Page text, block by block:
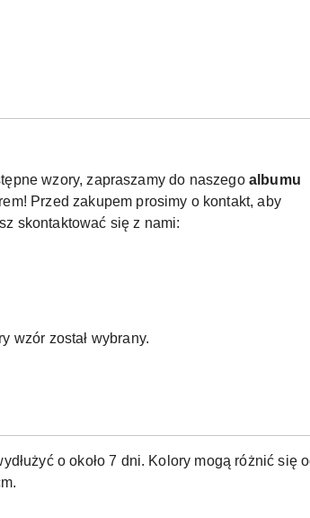
wzory, zapraszamy do naszego albumu
Przed zakupem prosimy o kontakt, aby
skontaktować się z nami:
wzór został wybrany.
o około 7 dni. Kolory mogą różnić się